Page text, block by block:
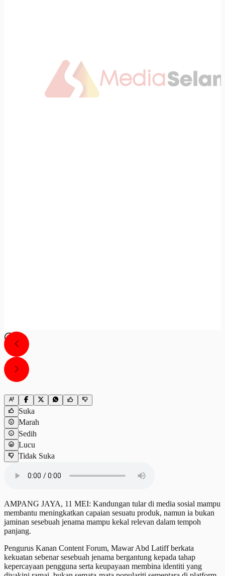
Suka
Marah
Sedih
Lucu
Tidak Suka
AMPANG JAYA, 11 MEI: Kandungan tular di media sosial mampu
membantu meningkatkan capaian sesuatu produk, namun ia bukan
jaminan sesebuah jenama mampu kekal relevan dalam tempoh
panjang.
Pengurus Kanan Content Forum, Mawar Abd Latiff berkata
kekuatan sebenar sesebuah jenama bergantung kepada tahap
kepercayaan pengguna serta keupayaan membina identiti yang